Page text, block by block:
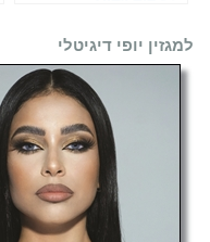
למגזין יופי דיגיטלי